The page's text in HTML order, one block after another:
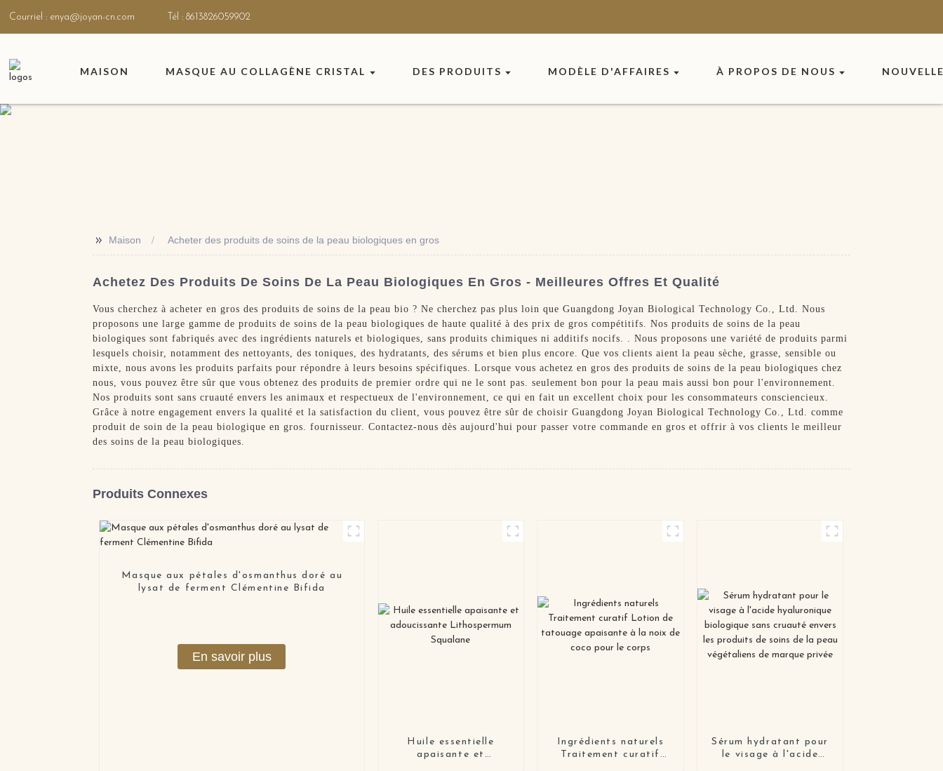
Courriel : enya@joyan-cn.com Tél : 8613826059902
MAISON MASQUE AU COLLAGÈNE CRISTAL DES PRODUITS MODÈLE D'AFFAIRES À PROPOS DE NOUS
>> Maison Acheter des produits de soins de la peau biologiques en gros
Achetez Des Produits De Soins De La Peau Biologiques En Gros - Meilleures Offres Et Qualité
Vous cherchez à acheter en gros des produits de soins de la peau bio ? Ne cherchez pas plus loin que Guangdong Joyan Biological Technology Co., Ltd. Nous
proposons une large gamme de produits de soins de la peau biologiques de haute qualité à des prix de gros compétitifs. Nos produits de soins de la peau
biologiques sont fabriqués avec des ingrédients naturels et biologiques, sans produits chimiques ni additifs nocifs. . Nous proposons une variété de produits parmi
lesquels choisir, notamment des nettoyants, des toniques, des hydratants, des sérums et bien plus encore. Que vos clients aient la peau sèche, grasse, sensible ou
mixte, nous avons les produits parfaits pour répondre à leurs besoins spécifiques. Lorsque vous achetez en gros des produits de soins de la peau biologiques chez
nous, vous pouvez être sûr que vous obtenez des produits de premier ordre qui ne le sont pas. seulement bon pour la peau mais aussi bon pour l'environnement.
Nos produits sont sans cruauté envers les animaux et respectueux de l'environnement, ce qui en fait un excellent choix pour les consommateurs consciencieux.
Grâce à notre engagement envers la qualité et la satisfaction du client, vous pouvez être sûr de choisir Guangdong Joyan Biological Technology Co., Ltd. comme
produit de soin de la peau biologique en gros. fournisseur. Contactez-nous dès aujourd'hui pour passer votre commande en gros et offrir à vos clients le meilleur
des soins de la peau biologiques.
Produits Connexes
Masque aux pétales d'osmanthus doré au
lysat de ferment Clémentine Bifida
En savoir plus
Huile essentielle
apaisante et
Ingrédients naturels
Traitement curatif
Sérum hydratant pour
le visage à l'acide